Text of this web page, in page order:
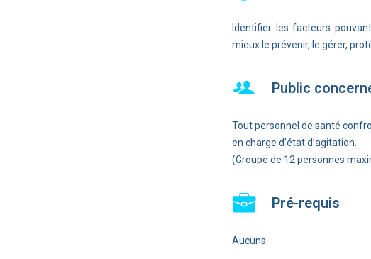
Identifier les facteurs
mieux le prévenir, le gérer,
Public
Tout personnel de santé
en charge d’état d’agitation.
(Groupe de 12 personnes
Pré-requis
Aucuns